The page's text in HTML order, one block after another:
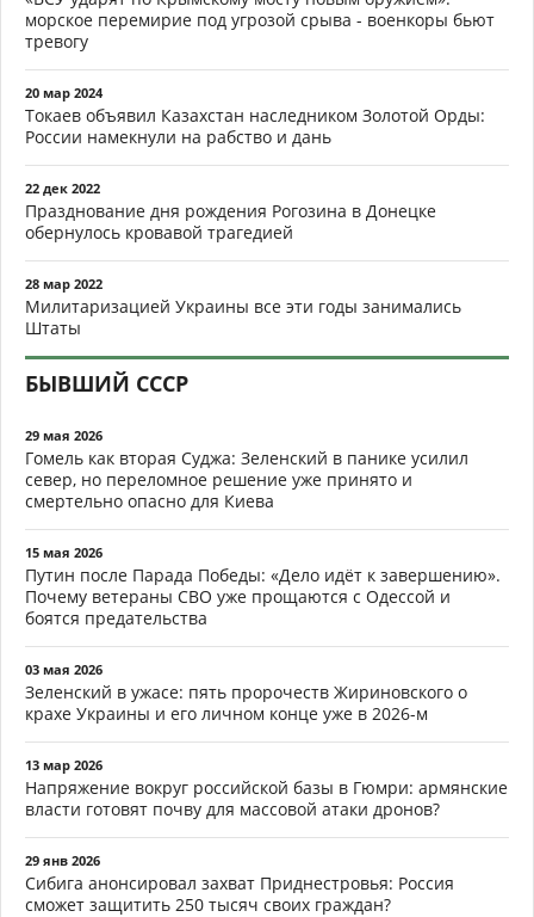
морское перемирие под угрозой срыва - военкоры бьют
тревогу
20 мар 2024
Токаев объявил Казахстан наследником Золотой Орды:
России намекнули на рабство и дань
22 дек 2022
Празднование дня рождения Рогозина в Донецке
обернулось кровавой трагедией
28 мар 2022
Милитаризацией Украины все эти годы занимались
Штаты
БЫВШИЙ СССР
29 мая 2026
Гомель как вторая Суджа: Зеленский в панике усилил
север, но переломное решение уже принято и
смертельно опасно для Киева
15 мая 2026
Путин после Парада Победы: «Дело идёт к завершению».
Почему ветераны СВО уже прощаются с Одессой и
боятся предательства
03 мая 2026
Зеленский в ужасе: пять пророчеств Жириновского о
крахе Украины и его личном конце уже в 2026-м
13 мар 2026
Напряжение вокруг российской базы в Гюмри: армянские
власти готовят почву для массовой атаки дронов?
29 янв 2026
Сибига анонсировал захват Приднестровья: Россия
сможет защитить 250 тысяч своих граждан?